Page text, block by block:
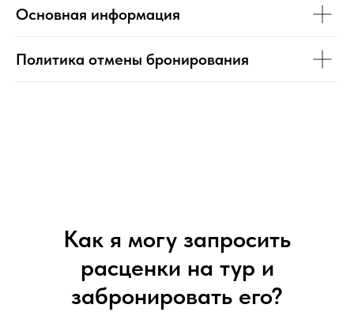
Основная информация
Политика отмены бронирования
Как я могу запросить
расценки на тур и
забронировать его?